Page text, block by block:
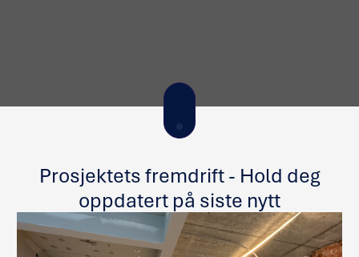
Prosjektets fremdrift - Hold deg
oppdatert på siste nytt